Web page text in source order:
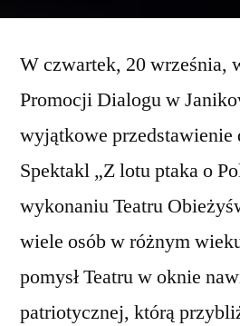
W czwartek, 20 września,
Promocji Dialogu w
wyjątkowe przedstawienie
Spektakl „Z lotu ptaka o
wykonaniu Teatru
wiele osób w różnym
pomysł Teatru w oknie
patriotycznej, którą